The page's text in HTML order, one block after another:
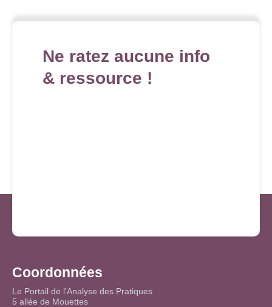
Ne ratez aucune info
& ressource !
Coordonnées
Le Portail de l'Analyse des Pratiques
5 allée de Mouettes